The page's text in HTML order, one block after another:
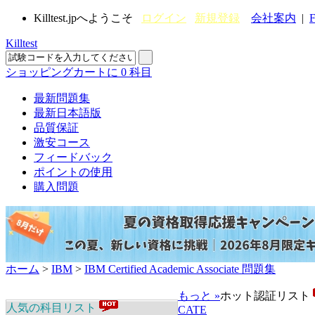
Killtest.jpへようこそ ログイン 新規登録 会社案内 |
Killtest
ショッピングカートに 0 科目
最新問題集
最新日本語版
品質保証
激安コース
フィードバック
ポイントの使用
購入問題
ホーム > IBM > IBM Certified Academic Associate 問題集
人気の科目リスト
もっと »ホット認証リスト
CATE